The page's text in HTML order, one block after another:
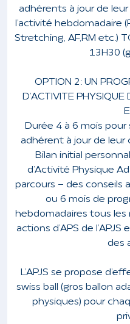
adhérents à jour de
l’activité hebdomadaire
Stretching, AF,RM etc.)
13H30
OPTION 2 :UN
D’ACTIVITE
Durée 4 à 6 mois
adhérent à jour de
Bilan initial
d’Activité Physique
parcours - des conseils
ou 6 mois de
hebdomadaires tous les
actions d’APS de
des
L’APJS se propose
swiss ball (gros ballon
physiques) pour